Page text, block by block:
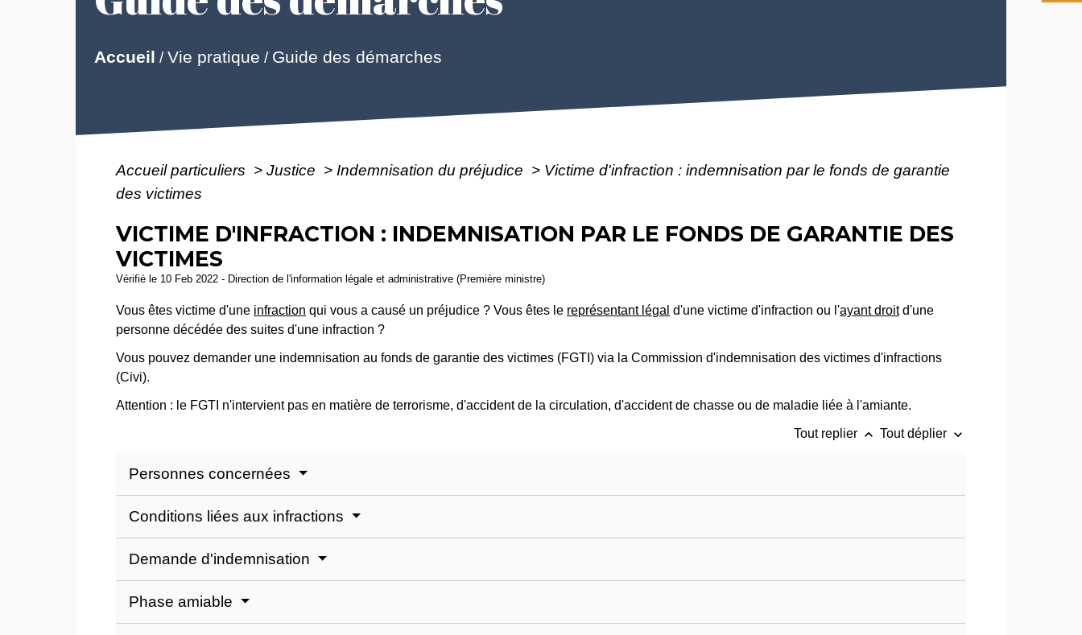
Accueil /Vie pratique / Guide des démarches
Accueil particuliers > Justice > Indemnisation du préjudice > Victime d'infraction : indemnisation par le fonds de garantie
des victimes
VICTIME D'INFRACTION : INDEMNISATION PAR LE FONDS DE GARANTIE DES
VICTIMES
Vérifié le 10 Feb 2022 - Direction de l'information légale et administrative (Première ministre)
Vous êtes victime d'une infraction qui vous a causé un préjudice ? Vous êtes le représentant légal d'une victime d'infraction ou l'ayant droitd'une
personne décédée des suites d'une infraction ?
Vous pouvez demander une indemnisation au fonds de garantie des victimes (FGTI) via la Commission d'indemnisation des victimes d'infractions
(Civi).
Attention : le FGTI n'intervient pas en matière de terrorisme, d'accident de la circulation, d'accident de chasse ou de maladie liée à l'amiante.
Tout replier keyboard_arrow_up Tout déplier keyboard_arrow_down
Personnes concernées
Conditions liées aux infractions
Demande d'indemnisation
Phase amiable